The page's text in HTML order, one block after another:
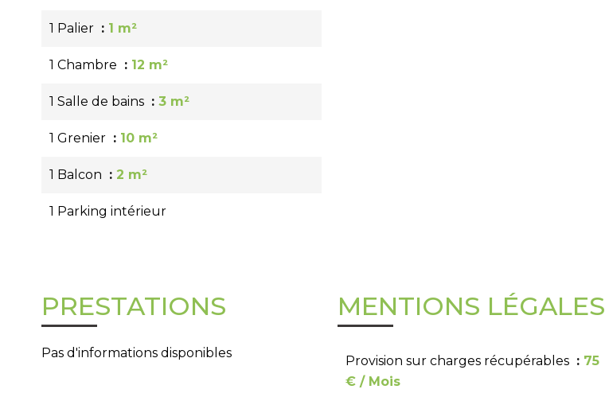
1 Palier 1 m²
1 Chambre 12 m²
1 Salle de bains 3 m²
1 Grenier 10 m²
1 Balcon 2 m²
1 Parking intérieur
PRESTATIONS
Pas d'informations disponibles
MENTIONS LÉGALES
Provision sur charges récupérables
75
€ / Mois